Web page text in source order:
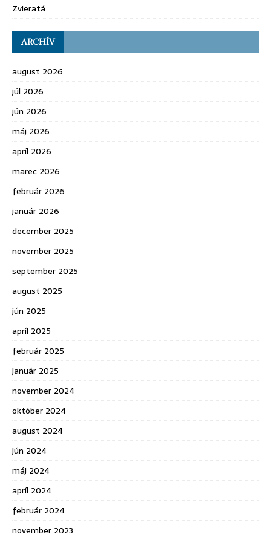
Zvieratá
ARCHÍV
august 2026
júl 2026
jún 2026
máj 2026
apríl 2026
marec 2026
február 2026
január 2026
december 2025
november 2025
september 2025
august 2025
jún 2025
apríl 2025
február 2025
január 2025
november 2024
október 2024
august 2024
jún 2024
máj 2024
apríl 2024
február 2024
november 2023